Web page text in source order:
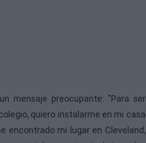
mensaje preocupante: "Para ser
quiero instalarme en mi casa
encontrado mi lugar en Cleveland,